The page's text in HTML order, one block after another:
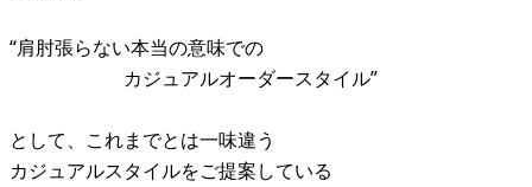
“肩肘張らない本当の意味での
カジュアルオーダースタイル”
として、これまでとは一味違う
カジュアルスタイルをご提案している